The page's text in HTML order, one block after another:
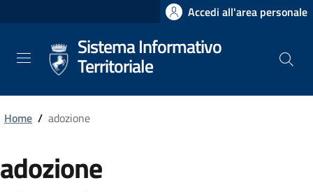
al
principale
Accedi all'area personale
Sistema Informativo
Territoriale
Home / adozione
adozione